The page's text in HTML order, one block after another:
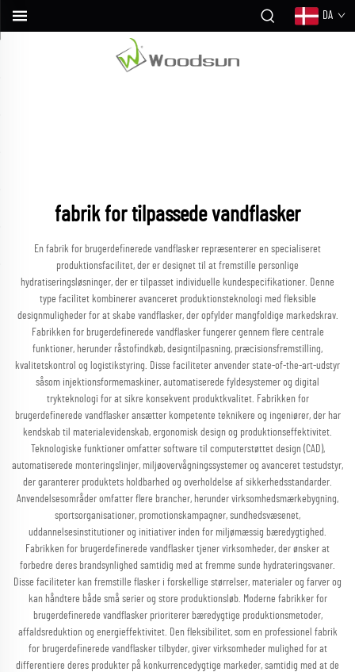
DA
fabrik for tilpassede vandflasker
En fabrik for brugerdefinerede vandflasker repræsenterer en specialiseret
produktionsfacilitet, der er designet til at fremstille personlige
hydratiseringsløsninger, der er tilpasset individuelle kundespecifikationer. Denne
type facilitet kombinerer avanceret produktionsteknologi med fleksible
designmuligheder for at skabe vandflasker, der opfylder mangfoldige markedskrav.
Fabrikken for brugerdefinerede vandflasker fungerer gennem flere centrale
funktioner, herunder råstofindkøb, designtilpasning, præcisionsfremstilling,
kvalitetskontrol og logistikstyring. Disse faciliteter anvender state-of-the-art-udstyr
såsom injektionsformemaskiner, automatiserede fyldesystemer og digital
trykteknologi for at sikre konsekvent produktkvalitet. Fabrikken for
brugerdefinerede vandflasker ansætter kompetente teknikere og ingeniører, der har
kendskab til materialevidenskab, ergonomisk design og produktionseffektivitet.
Teknologiske funktioner omfatter software til computerstøttet design (CAD),
automatiserede monteringslinjer, miljøovervågningssystemer og avanceret testudstyr,
der garanterer produktets holdbarhed og overholdelse af sikkerhedsstandarder.
Anvendelsesområder omfatter flere brancher, herunder virksomhedsmærkebygning,
sportsorganisationer, promotionskampagner, sundhedsvæsenet,
uddannelsesinstitutioner og initiativer inden for miljømæssig bæredygtighed.
Fabrikken for brugerdefinerede vandflasker tjener virksomheder, der ønsker at
forbedre deres brandsynlighed samtidig med at fremme sunde hydrateringsvaner.
Disse faciliteter kan fremstille flasker i forskellige størrelser, materialer og farver og
kan håndtere både små serier og store produktionsløb. Moderne fabrikker for
brugerdefinerede vandflasker prioriterer bæredygtige produktionsmetoder,
affaldsreduktion og energieffektivitet. Den fleksibilitet, som en professionel fabrik
for brugerdefinerede vandflasker tilbyder, giver virksomheder mulighed for at
differentiere deres produkter på konkurrencedygtige markeder, samtidig med at de